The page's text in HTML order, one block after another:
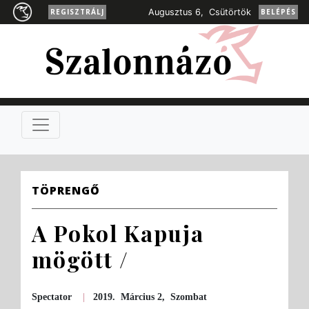
REGISZTRÁLJ Augusztus 6, Csütörtök BELÉPÉS
TÖPRENGŐ
A Pokol Kapuja
mögött /
Spectator 2019. Március 2, Szombat